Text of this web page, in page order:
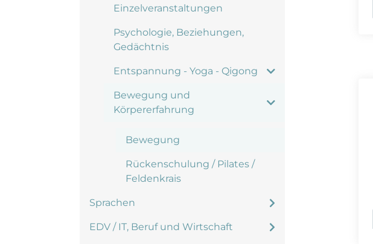
Einzelveranstaltungen
Psychologie, Beziehungen,
Gedächtnis
Entspannung - Yoga - Qigong
Bewegung und
Körpererfahrung
Bewegung
Rückenschulung / Pilates /
Feldenkrais
Sprachen
EDV / IT, Beruf und Wirtschaft